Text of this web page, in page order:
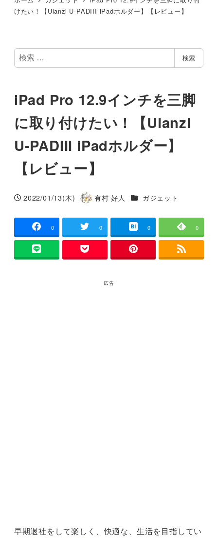
けたい！【Ulanzi U-PADIII iPadホルダー】【レビュー】
検
索
検索
iPad Pro 12.9インチを三脚
に取り付けたい！【Ulanzi
U-PADIII iPadホルダー】
【レビュー】
投稿日
2022/01/13(木)
著
有村 好人 カテゴリー
ガジェット
0 0 0 0
広告
早期退社をして楽しく、快適な、生活を目指してい